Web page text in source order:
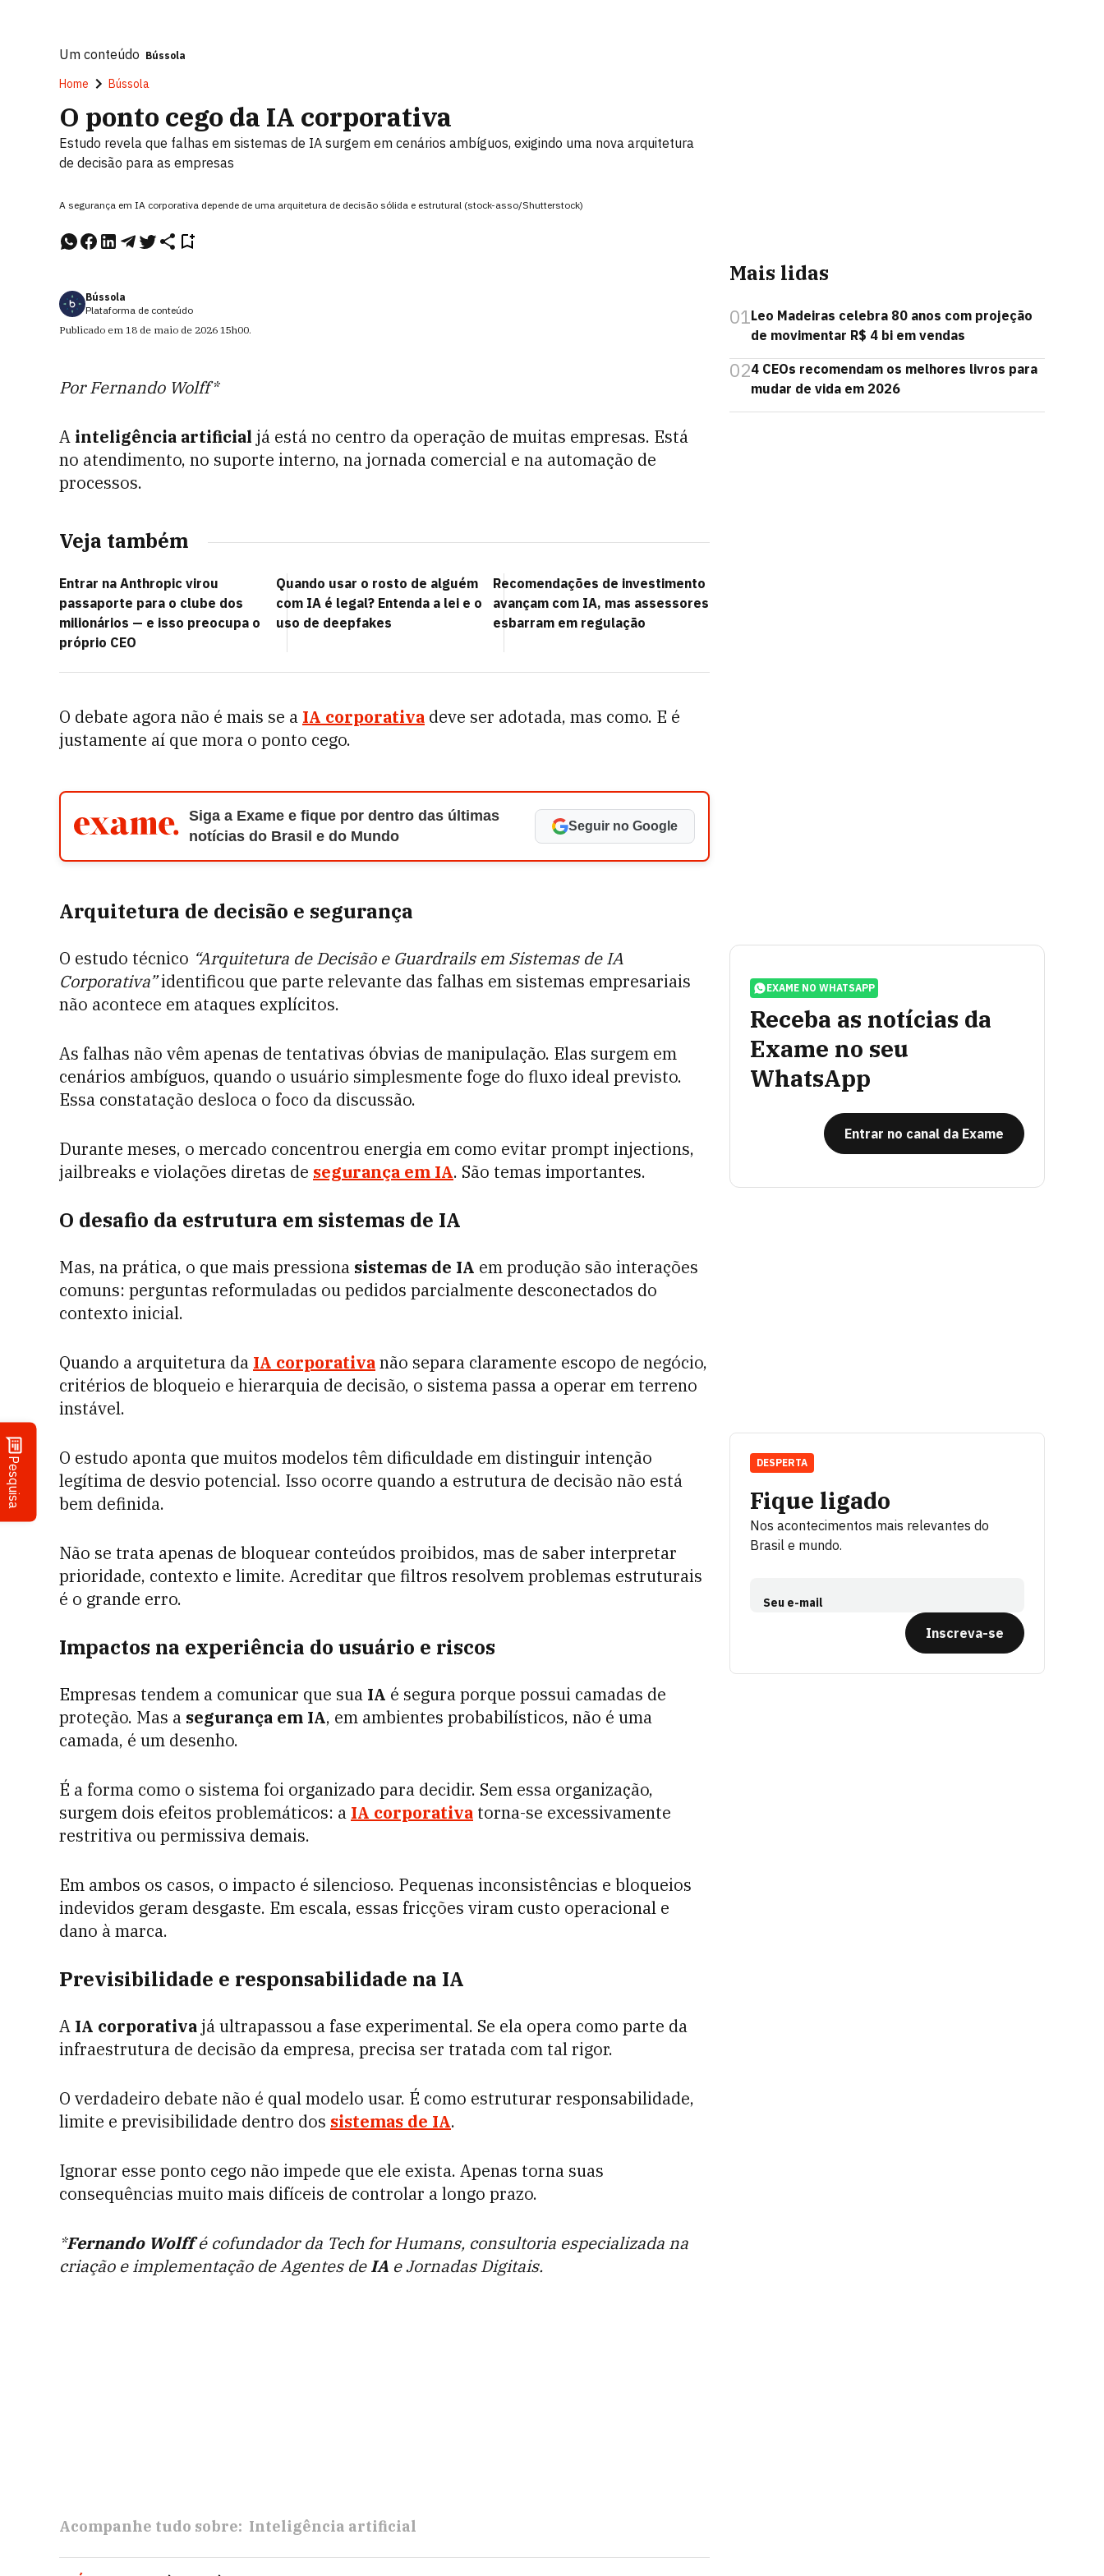
Pesquisa
Um conteúdo Bússola
Home Bússola
O ponto cego da IA corporativa
Estudo revela que falhas em sistemas de IA surgem em cenários ambíguos, exigindo uma nova arquitetura
de decisão para as empresas
A segurança em IA corporativa depende de uma arquitetura de decisão sólida e estrutural (stock-asso/Shutterstock)
Bússola
Plataforma de conteúdo
Publicado em 18 de maio de 2026 15h00.
Por Fernando Wolff*
A inteligência artificial já está no centro da operação de muitas empresas. Está
no atendimento, no suporte interno, na jornada comercial e na automação de
processos.
Veja também
Entrar na Anthropic virou
passaporte para o clube dos
milionários — e isso preocupa o
próprio CEO
Quando usar o rosto de alguém
com IA é legal? Entenda a lei e o
uso de deepfakes
Recomendações de investimento
avançam com IA, mas assessores
esbarram em regulação
O debate agora não é mais se a IA corporativa deve ser adotada, mas como. E é
justamente aí que mora o ponto cego.
Siga a Exame e fique por dentro das últimas
notícias do Brasil e do Mundo
Seguir no Google
Arquitetura de decisão e segurança
O estudo técnico “Arquitetura de Decisão e Guardrails em Sistemas de IA
Corporativa”identificou que parte relevante das falhas em sistemas empresariais
não acontece em ataques explícitos.
As falhas não vêm apenas de tentativas óbvias de manipulação. Elas surgem em
cenários ambíguos, quando o usuário simplesmente foge do fluxo ideal previsto.
Essa constatação desloca o foco da discussão.
Durante meses, o mercado concentrou energia em como evitar prompt injections,
jailbreaks e violações diretas de segurança em IA. São temas importantes.
O desafio da estrutura em sistemas de IA
Mas, na prática, o que mais pressiona sistemas de IA em produção são interações
comuns: perguntas reformuladas ou pedidos parcialmente desconectados do
contexto inicial.
Quando a arquitetura da IA corporativanão separa claramente escopo de negócio,
critérios de bloqueio e hierarquia de decisão, o sistema passa a operar em terreno
instável.
O estudo aponta que muitos modelos têm dificuldade em distinguir intenção
legítima de desvio potencial. Isso ocorre quando a estrutura de decisão não está
bem definida.
Não se trata apenas de bloquear conteúdos proibidos, mas de saber interpretar
prioridade, contexto e limite. Acreditar que filtros resolvem problemas estruturais
é o grande erro.
Impactos na experiência do usuário e riscos
Empresas tendem a comunicar que sua IA é segura porque possui camadas de
proteção. Mas a segurança em IA, em ambientes probabilísticos, não é uma
camada, é um desenho.
É a forma como o sistema foi organizado para decidir. Sem essa organização,
surgem dois efeitos problemáticos: a IA corporativa torna-se excessivamente
restritiva ou permissiva demais.
Em ambos os casos, o impacto é silencioso. Pequenas inconsistências e bloqueios
indevidos geram desgaste. Em escala, essas fricções viram custo operacional e
dano à marca.
Previsibilidade e responsabilidade na IA
A IA corporativajá ultrapassou a fase experimental. Se ela opera como parte da
infraestrutura de decisão da empresa, precisa ser tratada com tal rigor.
O verdadeiro debate não é qual modelo usar. É como estruturar responsabilidade,
limite e previsibilidade dentro dos sistemas de IA.
Ignorar esse ponto cego não impede que ele exista. Apenas torna suas
consequências muito mais difíceis de controlar a longo prazo.
*Fernando Wolffé cofundador da Tech for Humans, consultoria especializada na
criação e implementação de Agentes deIA e Jornadas Digitais.
Acompanhe tudo sobre: Inteligência artificial
Mais lidas
01Leo Madeiras celebra 80 anos com projeção
de movimentar R$ 4 bi em vendas
024 CEOs recomendam os melhores livros para
mudar de vida em 2026
EXAME NO WHATSAPP
Receba as notícias da
Exame no seu
WhatsApp
Entrar no canal da Exame
Fique ligado
Nos acontecimentos mais relevantes do
Brasil e mundo.
Seu e-mail
Inscreva-se
DESPERTA